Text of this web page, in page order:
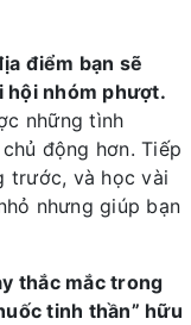
điểm bạn sẽ
hội nhóm phượt.
những tình
động hơn. Tiếp
trước, và học vài
nhưng giúp bạn
thắc mắc trong
tinh thần” hữu